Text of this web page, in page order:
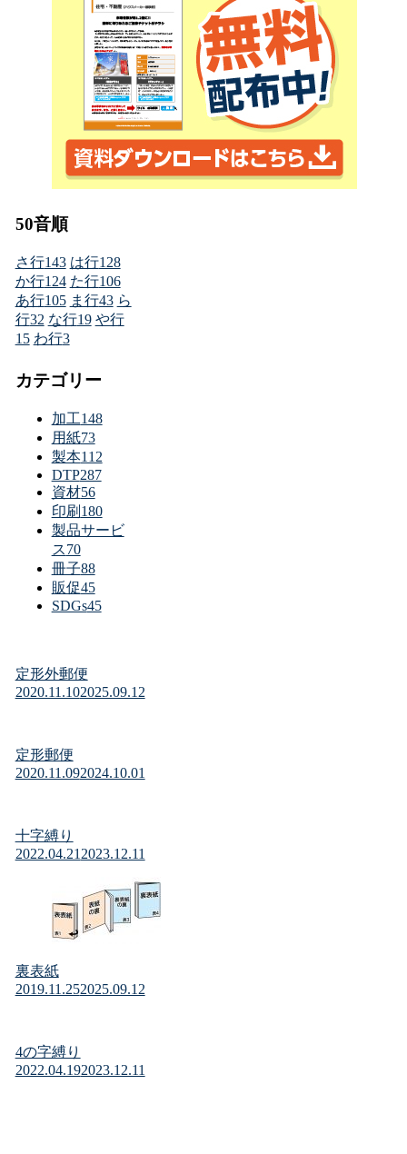
50音順
さ行143 は行128
か行124 た行106
あ行105 ま行43 ら
行32 な行19 や行
15 わ行3
カテゴリー
加工148
用紙73
製本112
DTP287
資材56
印刷 180
製品サービ
ス70
冊子88
販促45
SDGs45
定形外郵便
2020.11.102025.09.12
定形郵便
2020.11.092024.10.01
十字縛り
2022.04.21 2023.12.11
裏表紙
2019.11.252025.09.12
4の字縛り
2022.04.192023.12.11